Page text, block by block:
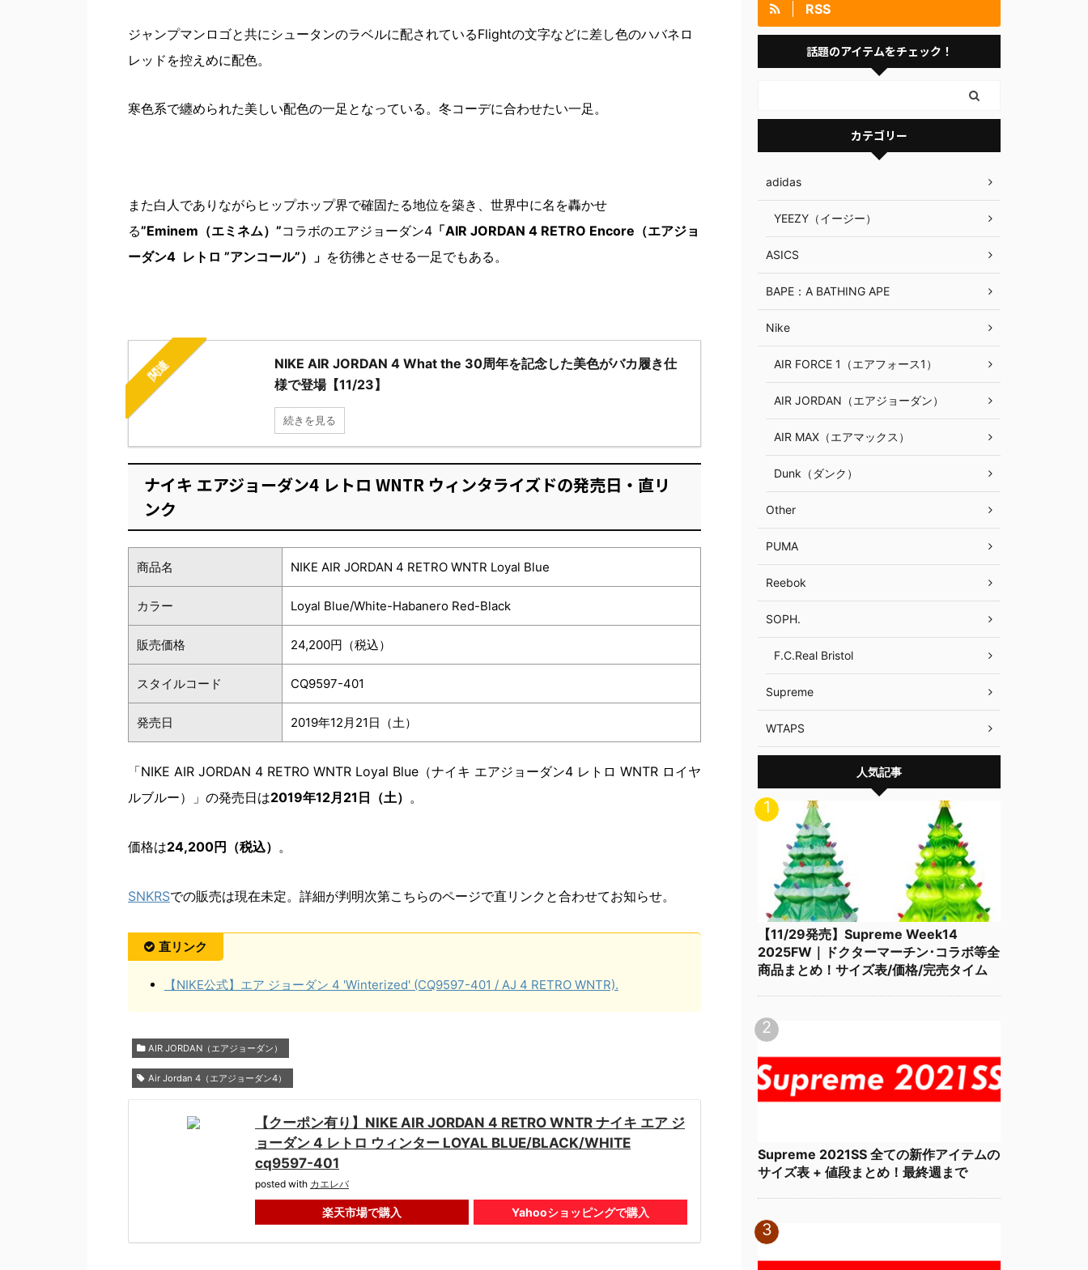
ジャンプマンロゴと共にシュータンのラベルに配されているFlightの文字などに差し色のハバネロ
レッドを控えめに配色。
寒色系で纏められた美しい配色の一足となっている。冬コーデに合わせたい一足。
また白人でありながらヒップホップ界で確固たる地位を築き、世界中に名を轟かせ
る”Eminem（エミネム）”コラボのエアジョーダン4 「AIR JORDAN 4 RETRO Encore（エアジョ
ーダン4 レトロ ”アンコール”）」 を彷彿とさせる一足でもある。
関連
NIKE AIR JORDAN 4 What the 30周年を記念した美色がバカ履き仕
様で登場【11/23】
続きを見る
ナイキ エアジョーダン4 レトロ WNTR ウィンタライズドの発売日・直リ
ンク
商品名 NIKE AIR JORDAN 4 RETRO WNTR Loyal Blue
カラー Loyal Blue/White-Habanero Red-Black
販売価格 24,200円（税込）
スタイルコード CQ9597-401
発売日 2019年12月21日（土）
「NIKE AIR JORDAN 4 RETRO WNTR Loyal Blue（ナイキ エアジョーダン4 レトロ WNTR ロイヤ
ルブルー）」の発売日は2019年12月21日（土） 。
価格は24,200円（税込） 。
SNKRSでの販売は現在未定。詳細が判明次第こちらのページで直リンクと合わせてお知らせ。
直リンク
【NIKE公式】エア ジョーダン 4 'Winterized' (CQ9597-401 / AJ 4 RETRO WNTR).
AIR JORDAN（エアジョーダン）
Air Jordan 4（エアジョーダン4）
【クーポン有り】NIKE AIR JORDAN 4 RETRO WNTR ナイキ エア ジ
ョーダン 4 レトロ ウィンター LOYAL BLUE/BLACK/WHITE
cq9597-401
posted with カエレバ
楽天市場で購入 Yahooショッピングで購入
RSS
話題のアイテムをチェック！
カテゴリー
adidas
YEEZY（イージー）
ASICS
BAPE：A BATHING APE
Nike
AIR FORCE 1（エアフォース1）
AIR JORDAN（エアジョーダン）
AIR MAX（エアマックス）
Dunk（ダンク）
Other
PUMA
Reebok
SOPH.
F.C.Real Bristol
Supreme
WTAPS
人気記事
【11/29発売】Supreme Week14
2025FW｜ドクターマーチン･コラボ等全
商品まとめ！サイズ表/価格/完売タイム
Supreme 2021SS 全ての新作アイテムの
サイズ表 + 値段まとめ！最終週まで